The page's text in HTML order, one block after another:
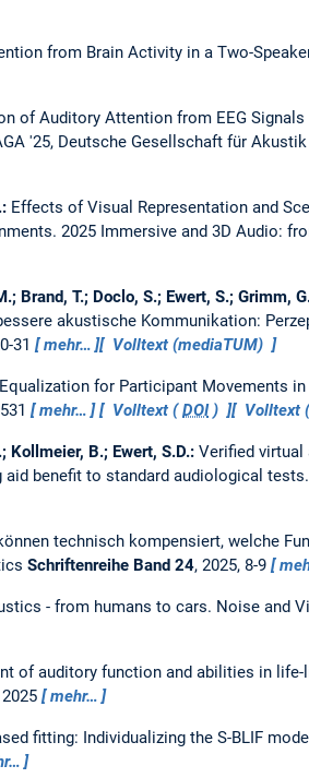
from Brain Activity in a Two-
of Auditory Attention from EEG
'25, Deutsche Gesellschaft für Akustik
Effects of Visual Representation and
2025 Immersive and 3D Audio:
Brand, T.; Doclo, S.; Ewert, S.; Grimm,
akustische Kommunikation:
31 mehr… Volltext (mediaTUM)
for Participant Movements in
mehr… Volltext (DOI) Volltext
Kollmeier, B.; Ewert, S.D.: Verified
benefit to standard audiological tests.
technisch kompensiert, welche
Schriftenreihe Band 24, 2025, 8-9
- from humans to cars. Noise and
of auditory function and abilities in
mehr…
fitting: Individualizing the S-BLIF